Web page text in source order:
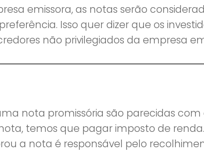
emissora, as notas serão
Isso quer dizer que os
não privilegiados da empresa
nota promissória são parecidas com
temos que pagar imposto de
a nota é responsável pelo